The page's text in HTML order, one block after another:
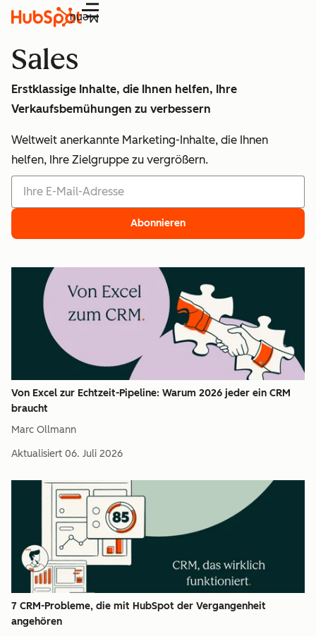
Menü
Sales
Erstklassige Inhalte, die Ihnen helfen, Ihre
Verkaufsbemühungen zu verbessern
Weltweit anerkannte Marketing-Inhalte, die Ihnen
helfen, Ihre Zielgruppe zu vergrößern.
Abonnieren
Von Excel zur Echtzeit-Pipeline: Warum 2026 jeder ein CRM
braucht
Marc Ollmann
Aktualisiert 06. Juli 2026
7 CRM-Probleme, die mit HubSpot der Vergangenheit
angehören